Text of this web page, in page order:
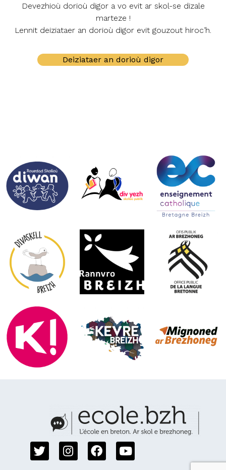
Devezhioù dorioù digor a vo evit ar skol-se dizale
marteze !
Lennit deiziataer an dorioù digor evit gouzout hiroc’h.
Deiziataer an dorioù digor